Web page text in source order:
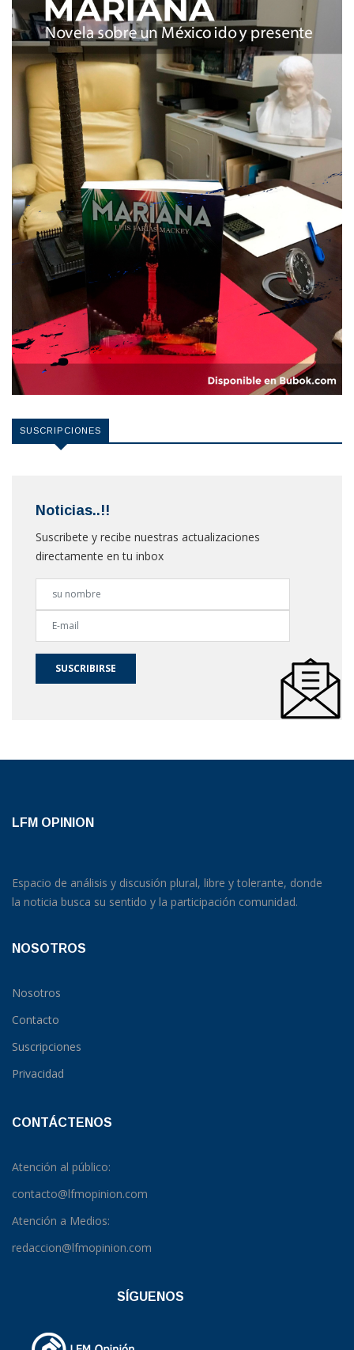
SUSCRIPCIONES
Noticias..!!
Suscribete y recibe nuestras actualizaciones
directamente en tu inbox
SUSCRIBIRSE
LFM OPINION
Espacio de análisis y discusión plural, libre y tolerante, donde
la noticia busca su sentido y la participación comunidad.
NOSOTROS
Nosotros
Contacto
Suscripciones
Privacidad
CONTÁCTENOS
Atención al público:
contacto@lfmopinion.com
Atención a Medios:
redaccion@lfmopinion.com
SÍGUENOS